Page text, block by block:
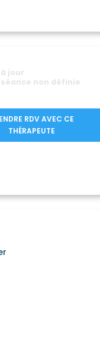
jour
non définie
RDV AVEC CE
THÉRAPEUTE